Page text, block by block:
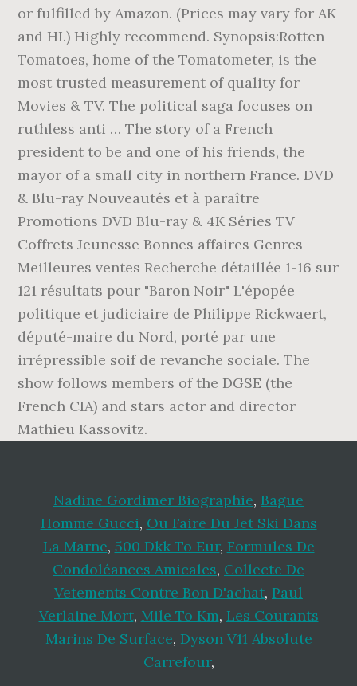
or fulfilled by Amazon. (Prices may vary for AK
and HI.) Highly recommend. Synopsis:Rotten
Tomatoes, home of the Tomatometer, is the
most trusted measurement of quality for
Movies & TV. The political saga focuses on
ruthless anti … The story of a French
president to be and one of his friends, the
mayor of a small city in northern France. DVD
& Blu-ray Nouveautés et à paraître
Promotions DVD Blu-ray & 4K Séries TV
Coffrets Jeunesse Bonnes affaires Genres
Meilleures ventes Recherche détaillée 1-16 sur
121 résultats pour "Baron Noir" L'épopée
politique et judiciaire de Philippe Rickwaert,
député-maire du Nord, porté par une
irrépressible soif de revanche sociale. The
show follows members of the DGSE (the
French CIA) and stars actor and director
Mathieu Kassovitz.
Nadine Gordimer Biographie, Bague
Homme Gucci, Ou Faire Du Jet Ski Dans
La Marne, 500 Dkk To Eur, Formules De
Condoléances Amicales, Collecte De
Vetements Contre Bon D'achat, Paul
Verlaine Mort, Mile To Km, Les Courants
Marins De Surface, Dyson V11 Absolute
Carrefour,